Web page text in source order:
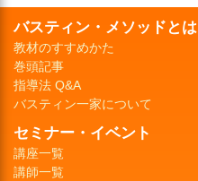
バスティン・メソッドとは
教材のすすめかた
巻頭記事
指導法 Q&A
バスティン一家について
セミナー・イベント
講座一覧
講師一覧